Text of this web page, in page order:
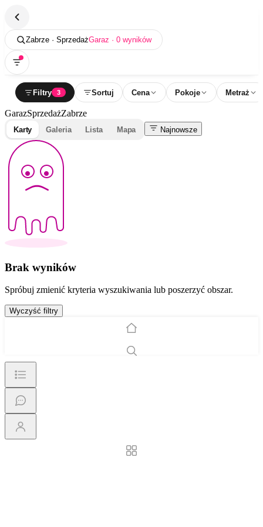
Zabrze · SprzedażGaraz · 0 wyników
Filtry 3 Sortuj Cena Pokoje Metraż
GarazSprzedażZabrze
Karty Galeria Lista Mapa Najnowsze
Brak wyników
Spróbuj zmienić kryteria wyszukiwania lub poszerzyć obszar.
Wyczyść filtry